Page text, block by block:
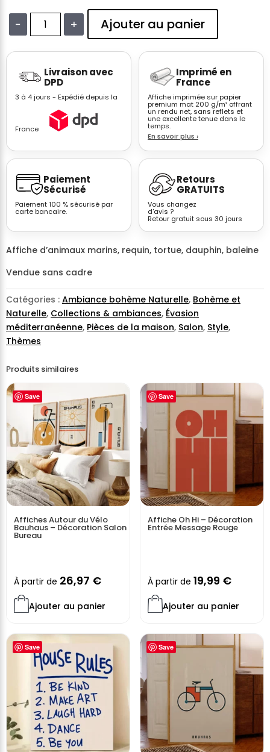
−
Affiche
dauphin
aquarelle
bleu
marins
décoration
murale
+ Ajouter au panier
Livraison avec
DPD
3 à 4 jours - Expédié depuis la
France
Imprimé en
France
Affiche imprimée sur papier
premium mat 200 g/m² offrant
un rendu net, sans reflets et
une excellente tenue dans le
temps.
En savoir plus ›
Paiement
Sécurisé
Paiement 100 % sécurisé par
carte bancaire.
Retours
GRATUITS
Vous changez
d'avis ?
Retour gratuit sous 30 jours
Affiche d’animaux marins, requin, tortue, dauphin, baleine
Vendue sans cadre
Catégories : Ambiance bohème Naturelle, Bohème et
Naturelle, Collections & ambiances, Évasion
méditerranéenne, Pièces de la maison, Salon, Style,
Thèmes
Produits similaires
Save
Affiches Autour du Vélo
Bauhaus – Décoration Salon
Bureau
À partir de 26,97 €
Ajouter au panier
Save
Affiche Oh Hi – Décoration
Entrée Message Rouge
À partir de 19,99 €
Ajouter au panier
Save Save